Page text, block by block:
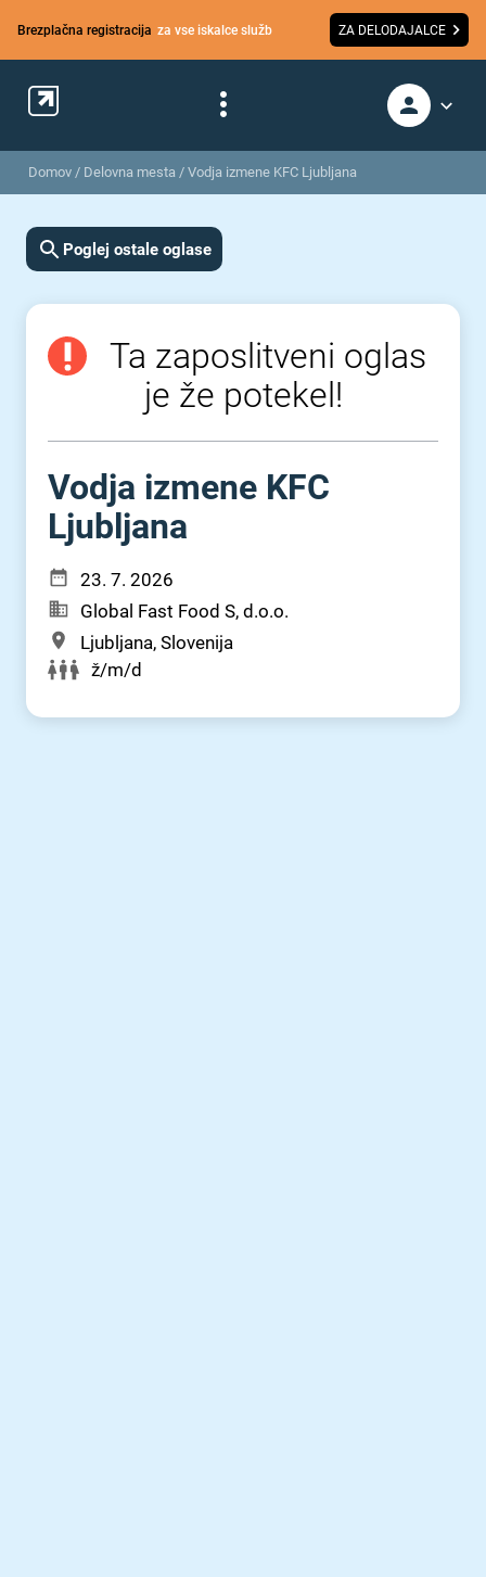
Brezplačna registracija za vse iskalce služb ZA DELODAJALCE
Domov / Delovna mesta / Vodja izmene KFC Ljubljana
Poglej ostale oglase
Ta zaposlitveni oglas
je že potekel!
Vodja izmene KFC
Ljubljana
23. 7. 2026
Global Fast Food S, d.o.o.
Ljubljana, Slovenija
ž/m/d